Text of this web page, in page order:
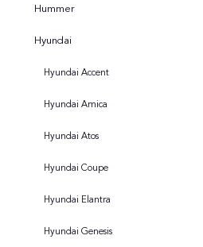
Hummer
Hyundai
Hyundai Accent
Hyundai Amica
Hyundai Atos
Hyundai Coupe
Hyundai Elantra
Hyundai Genesis